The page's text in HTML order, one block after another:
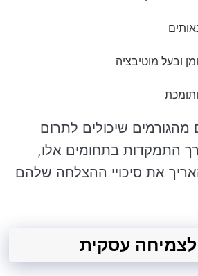
ובעל מוטיבציה
שיכולים לתרום
התמקדות בתחומים אלו,
את סיכויי ההצלחה שלהם